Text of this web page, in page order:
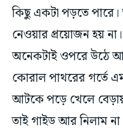
নেওয়ার প্রয়োজন হয়
অনেকটাই ওপরে উঠে
কোরাল পাথরের গর্তে
আটকে পড়ে খেলে বেড়ায়,
তাই গাইড আর নিলাম
বেয়ে নীচে নেমে